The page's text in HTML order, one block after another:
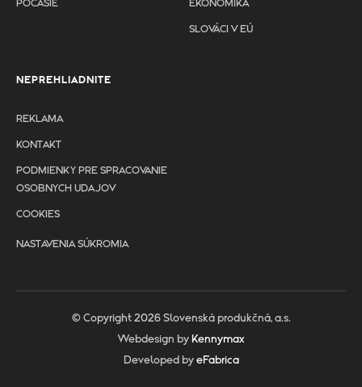
POČASIE EKONOMIKA
SLOVÁCI V EÚ
NEPREHLIADNITE
REKLAMA
KONTAKT
PODMIENKY PRE SPRACOVANIE
OSOBNYCH UDAJOV
COOKIES
NASTAVENIA SÚKROMIA
© Copyright 2026 Slovenská produkčná, a.s.
Webdesign by Kennymax
Developed by eFabrica